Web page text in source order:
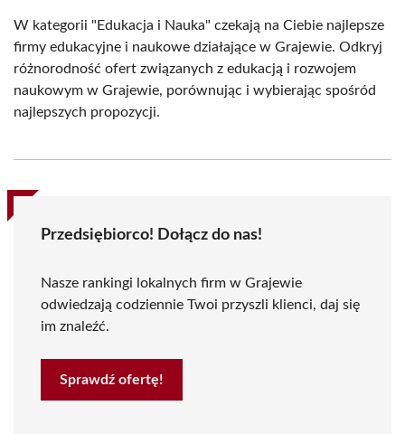
W kategorii "Edukacja i Nauka" czekają na Ciebie najlepsze
firmy edukacyjne i naukowe działające w Grajewie. Odkryj
różnorodność ofert związanych z edukacją i rozwojem
naukowym w Grajewie, porównując i wybierając spośród
najlepszych propozycji.
Przedsiębiorco! Dołącz do nas!
Nasze rankingi lokalnych firm w Grajewie
odwiedzają codziennie Twoi przyszli klienci, daj się
im znaleźć.
Sprawdź ofertę!